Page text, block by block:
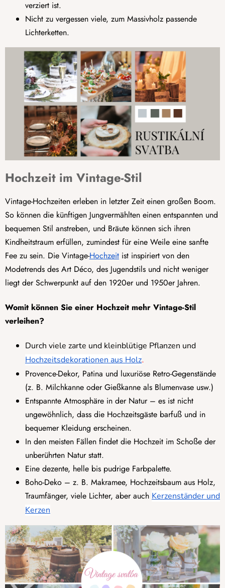
verziert ist.
Nicht zu vergessen viele, zum Massivholz passende
Lichterketten.
Hochzeit im Vintage-Stil
Vintage-Hochzeiten erleben in letzter Zeit einen großen Boom.
So können die künftigen Jungvermählten einen entspannten und
bequemen Stil anstreben, und Bräute können sich ihren
Kindheitstraum erfüllen, zumindest für eine Weile eine sanfte
Fee zu sein. Die Vintage-Hochzeit ist inspiriert von den
Modetrends des Art Déco, des Jugendstils und nicht weniger
liegt der Schwerpunkt auf den 1920er und 1950er Jahren.
Womit können Sie einer Hochzeit mehr Vintage-Stil
verleihen?
Durch viele zarte und kleinblütige Pflanzen und
Hochzeitsdekorationen aus Holz.
Provence-Dekor, Patina und luxuriöse Retro-Gegenstände
(z. B. Milchkanne oder Gießkanne als Blumenvase usw.)
Entspannte Atmosphäre in der Natur – es ist nicht
ungewöhnlich, dass die Hochzeitsgäste barfuß und in
bequemer Kleidung erscheinen.
In den meisten Fällen findet die Hochzeit im Schoße der
unberührten Natur statt.
Eine dezente, helle bis pudrige Farbpalette.
Boho-Deko – z. B. Makramee, Hochzeitsbaum aus Holz,
Traumfänger, viele Lichter, aber auch Kerzenständer und
Kerzen